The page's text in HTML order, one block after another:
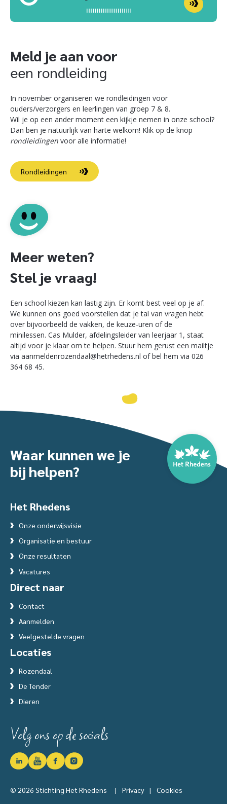
Meld je aan voor
een rondleiding
In november organiseren we rondleidingen voor
ouders/verzorgers en leerlingen van groep 7 & 8.
Wil je op een ander moment een kijkje nemen in onze school?
Dan ben je natuurlijk van harte welkom! Klik op de knop
rondleidingen voor alle informatie!
Rondleidingen
Meer weten?
Stel je vraag!
Een school kiezen kan lastig zijn. Er komt best veel op je af.
We kunnen ons goed voorstellen dat je tal van vragen hebt
over bijvoorbeeld de vakken, de keuze-uren of de
minilessen. Cas Mulder, afdelingsleider van leerjaar 1, staat
altijd voor je klaar om te helpen. Stuur hem gerust een mailtje
via aanmeldenrozendaal@hetrhedens.nl of bel hem via 026
364 68 45.
Waar kunnen we je
bij helpen?
Het Rhedens
Onze onderwijsvisie
Organisatie en bestuur
Onze resultaten
Vacatures
Direct naar
Contact
Aanmelden
Veelgestelde vragen
Locaties
Rozendaal
De Tender
Dieren
© 2026 Stichting Het Rhedens | Privacy | Cookies
Volg ons op de socials